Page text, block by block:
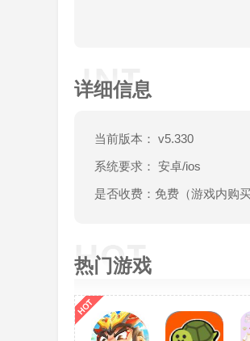
详细信息
当前版本： v5.330
系统要求： 安卓/ios
是否收费：免费（游戏内购买
热门游戏